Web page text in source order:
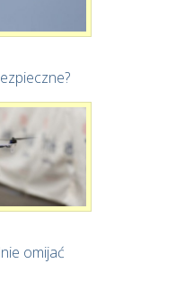
omijać